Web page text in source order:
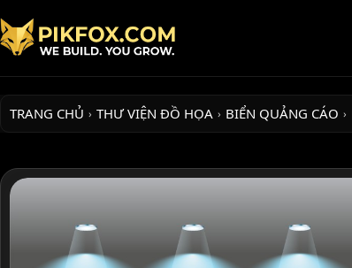
TRANG CHỦ › THƯ VIỆN ĐỒ HỌA › BIỂN QUẢNG CÁO ›